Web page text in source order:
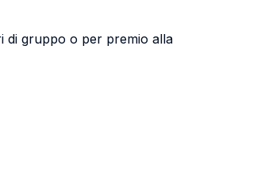
di gruppo o per premio alla